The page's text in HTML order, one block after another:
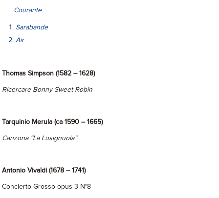
Courante
Sarabande
Air
Thomas Simpson (1582 – 1628)
Ricercare Bonny Sweet Robin
Tarquinio Merula (ca 1590 – 1665)
Canzona “La Lusignuola”
Antonio Vivaldi (1678 – 1741)
Concierto Grosso opus 3 N°8